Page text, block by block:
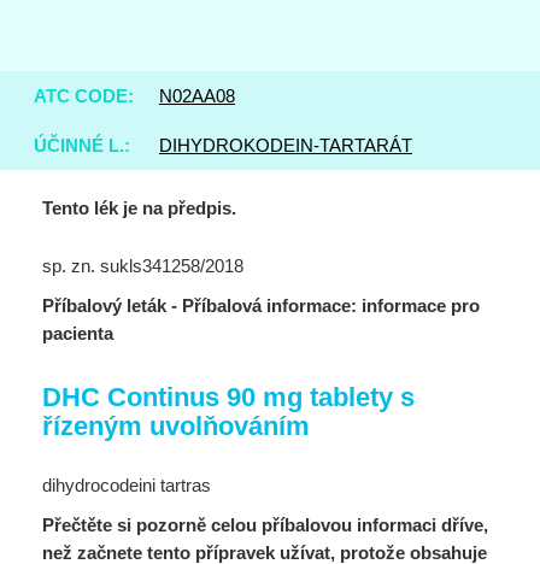
ATC CODE: N02AA08
ÚČINNÉ L.: DIHYDROKODEIN-TARTARÁT
Tento lék je na předpis.
sp. zn. sukls341258/2018
Příbalový leták - Příbalová informace: informace pro
pacienta
DHC Continus 90 mg tablety s
řízeným uvolňováním
dihydrocodeini tartras
Přečtěte si pozorně celou příbalovou informaci dříve,
než začnete tento přípravek užívat, protože obsahuje